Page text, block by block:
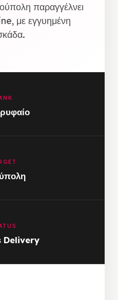
παραγγέλνει
με εγγυημένη
Delivery